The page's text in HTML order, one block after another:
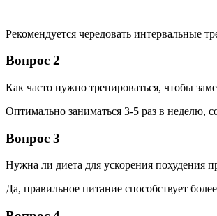
Рекомендуется чередовать интервальные
Вопрос 2
Как часто нужно тренироваться, чтобы
Оптимально заниматься 3-5 раз в неделю,
Вопрос 3
Нужна ли диета для ускорения похудения
Да, правильное питание способствует